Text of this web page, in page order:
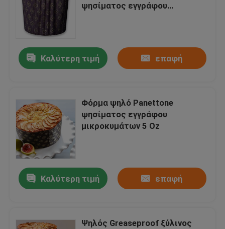
ψησίματος εγγράφου
Καλύτερη τιμή επαφή
Φόρμα ψηλό Panettone
ψησίματος εγγράφου
μικροκυμάτων 5 Oz
Καλύτερη τιμή επαφή
Ψηλός Greaseproof ξύλινος